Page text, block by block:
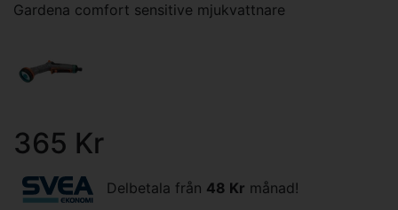
Gardena comfort sensitive mjukvattnare
365 Kr
Delbetala från 48 Kr månad!